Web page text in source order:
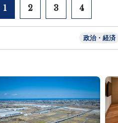
1 2 3 4
政治・経済